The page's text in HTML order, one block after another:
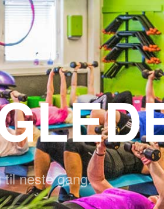
neste gang.